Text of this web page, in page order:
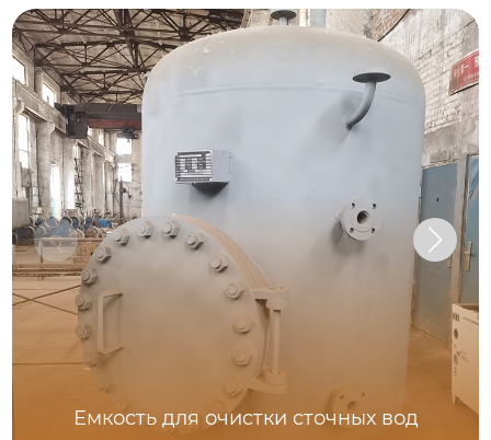
Емкость для очистки сточных вод